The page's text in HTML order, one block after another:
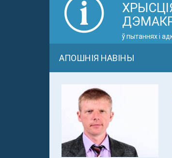
ў пытаннях і
АПОШНІЯ НАВІНЫ